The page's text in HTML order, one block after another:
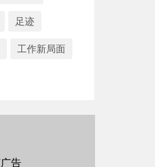
足迹
工作新局面